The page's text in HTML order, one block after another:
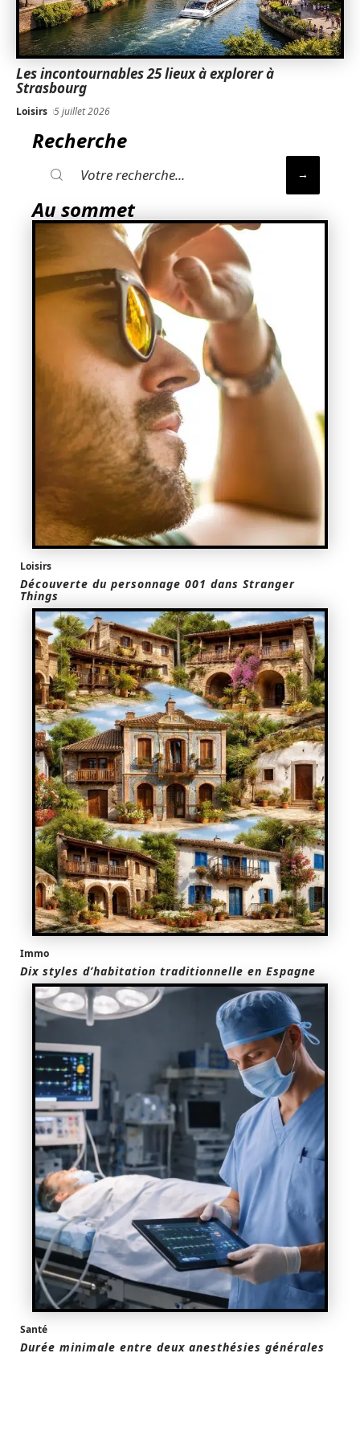
Les incontournables 25 lieux à explorer à
Strasbourg
Loisirs 5 juillet 2026
Recherche
Au sommet
Loisirs
Découverte du personnage 001 dans Stranger
Things
Immo
Dix styles d’habitation traditionnelle en Espagne
Santé
Durée minimale entre deux anesthésies générales